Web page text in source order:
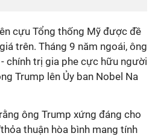
cựu Tổng thống Mỹ được đề
trên. Tháng 9 năm ngoái, ông
chính trị gia phe cực hữu người
Trump lên Ủy ban Nobel Na
ông Trump xứng đáng cho
thuận hòa bình mang tính